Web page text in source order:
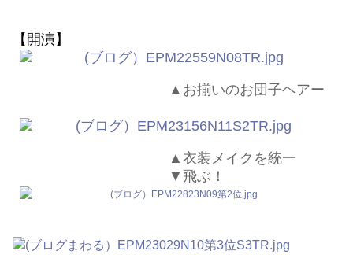
【開演】
▲お揃いのお団子ヘアー
▲衣装メイクを統一
▼飛ぶ！